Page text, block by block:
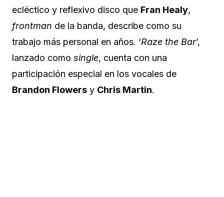
ecléctico y reflexivo disco que Fran Healy,
frontman de la banda, describe como su
trabajo más personal en años. ‘Raze the Bar’,
lanzado como single, cuenta con una
participación especial en los vocales de
Brandon Flowers y Chris Martin.